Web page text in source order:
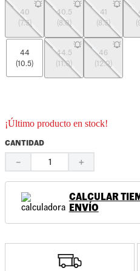
40
(7.5)
40.5
(8.0)
41
(8.5)
44
(10.5)
44.5
(11.0)
46
(12.0)
¡Último producto en stock!
CANTIDAD
＋
－
CALCULAR
ENVÍO